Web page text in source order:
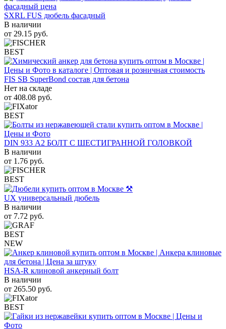
SXRL FUS дюбель фасадный
В наличии
от 29.15 руб.
BEST
FIS SB SuperBond состав для бетона
Нет на складе
от 408.08 руб.
BEST
DIN 933 А2 БОЛТ С ШЕСТИГРАННОЙ ГОЛОВКОЙ
В наличии
от 1.76 руб.
BEST
UX универсальный дюбель
В наличии
от 7.72 руб.
BEST
NEW
HSA-R клиновой анкерный болт
В наличии
от 265.50 руб.
BEST